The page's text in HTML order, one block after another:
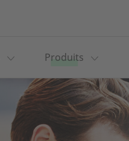
Produits